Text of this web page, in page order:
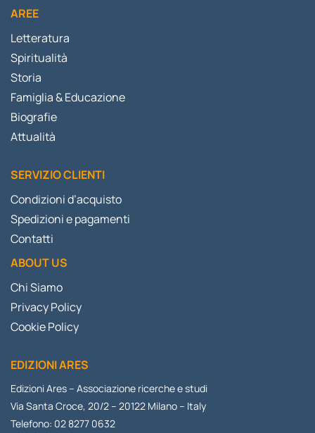
AREE
Letteratura
Spiritualità
Storia
Famiglia & Educazione
Biografie
Attualità
SERVIZIO CLIENTI
Condizioni d’acquisto
Spedizioni e pagamenti
Contatti
ABOUT US
Chi Siamo
Privacy Policy
Cookie Policy
EDIZIONI ARES
Edizioni Ares – Associazione ricerche e studi
Via Santa Croce, 20/2 – 20122 Milano – Italy
Telefono: 02 8277 0632